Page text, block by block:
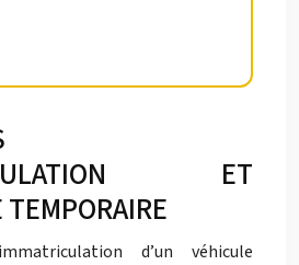
ET
d’un véhicule